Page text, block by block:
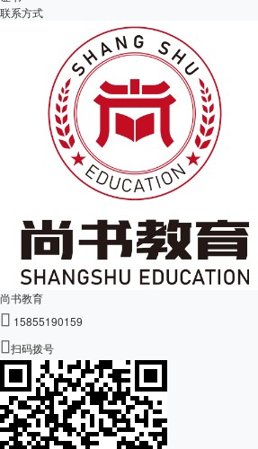
联系方式
尚书教育
 15855190159
扫码拨号